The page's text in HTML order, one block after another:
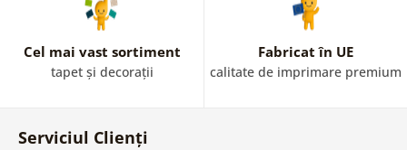
Cel mai vast sortiment
tapet și decorații
Fabricat în UE
calitate de imprimare premium
Serviciul Clienți